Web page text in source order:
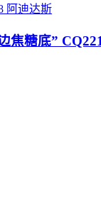
阿迪达斯
焦糖底”